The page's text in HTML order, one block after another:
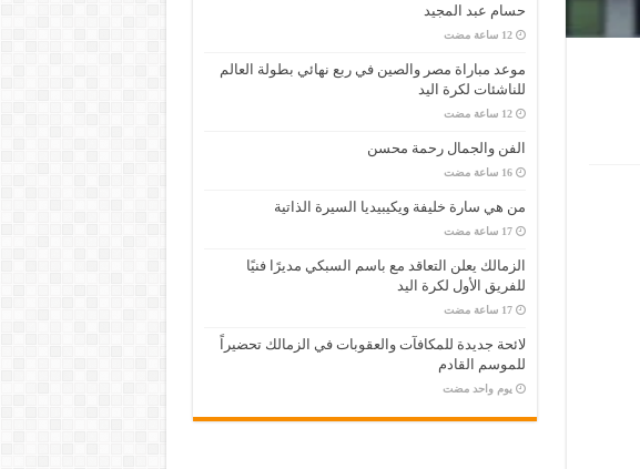
حسام عبد المجيد
‏12 ساعة مضت
موعد مباراة مصر والصين في ربع نهائي بطولة العالم
للناشئات لكرة اليد
‏12 ساعة مضت
الفن والجمال رحمة محسن
‏16 ساعة مضت
من هي سارة خليفة ويكيبيديا السيرة الذاتية
‏17 ساعة مضت
الزمالك يعلن التعاقد مع باسم السبكي مديرًا فنيًا
للفريق الأول لكرة اليد
‏17 ساعة مضت
لائحة جديدة للمكافآت والعقوبات في الزمالك تحضيراً
للموسم القادم
‏يوم واحد مضت